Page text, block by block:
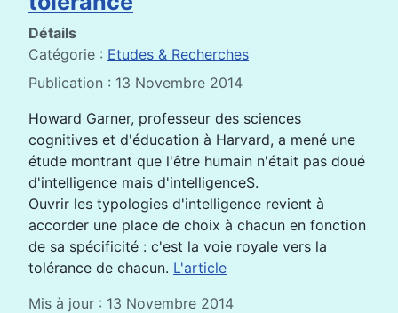
Détails
Catégorie : Etudes & Recherches
Publication : 13 Novembre 2014
Howard Garner, professeur des sciences
cognitives et d'éducation à Harvard, a mené une
étude montrant que l'être humain n'était pas doué
d'intelligence mais d'intelligenceS.
Ouvrir les typologies d'intelligence revient à
accorder une place de choix à chacun en fonction
de sa spécificité : c'est la voie royale vers la
tolérance de chacun. L'article
Mis à jour : 13 Novembre 2014